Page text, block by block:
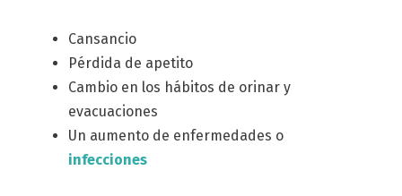
Cansancio
Pérdida de apetito
Cambio en los hábitos de orinar y
evacuaciones
Un aumento de enfermedades o
infecciones